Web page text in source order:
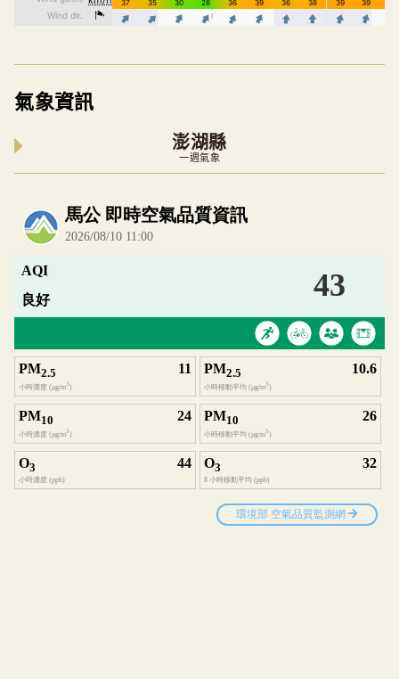
氣象資訊
澎湖縣
一週氣象
內嵌空氣品質小工具為視覺預覽，完整即時空